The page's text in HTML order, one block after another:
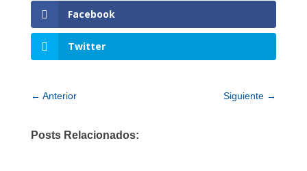
Facebook
Twitter
← Anterior Siguiente →
Posts Relacionados: